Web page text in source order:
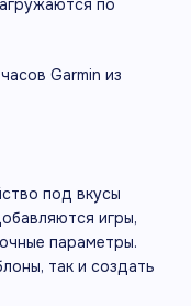
по
Garmin из
под вкусы
игры,
параметры.
так и создать